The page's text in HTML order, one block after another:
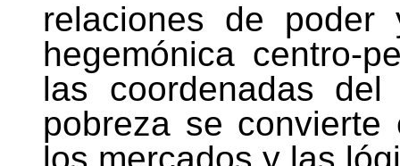
relaciones de poder
hegemónica centro-
las coordenadas del
pobreza se
los mercados y las